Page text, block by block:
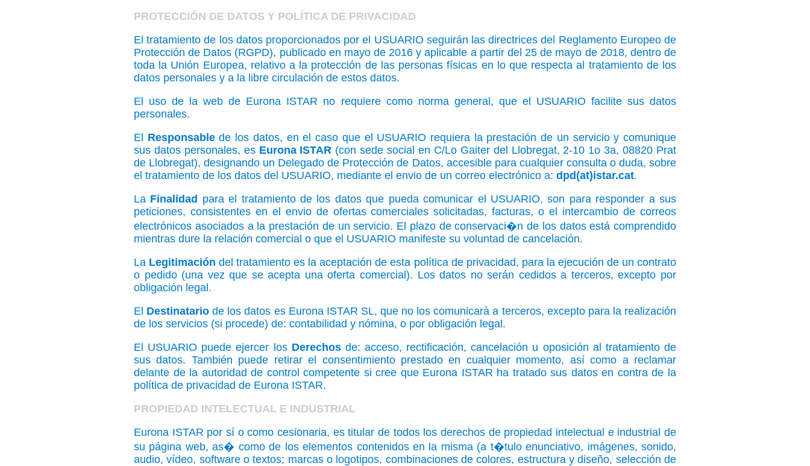
PROTECCIÓN DE DATOS Y POLÍTICA DE PRIVACIDAD
El tratamiento de los datos proporcionados por el USUARIO seguirán las directrices del Reglamento Europeo de
Protección de Datos (RGPD), publicado en mayo de 2016 y aplicable a partir del 25 de mayo de 2018, dentro de
toda la Unión Europea, relativo a la protección de las personas físicas en lo que respecta al tratamiento de los
datos personales y a la libre circulación de estos datos.
El uso de la web de Eurona ISTAR no requiere como norma general, que el USUARIO facilite sus datos
personales.
El Responsablede los datos, en el caso que el USUARIO requiera la prestación de un servicio y comunique
sus datos personales, es Eurona ISTAR (con sede social en C/Lo Gaiter del Llobregat, 2-10 1o 3a, 08820 Prat
de Llobregat), designando un Delegado de Protección de Datos, accesible para cualquier consulta o duda, sobre
el tratamiento de los datos del USUARIO, mediante el envio de un correo electrónico a: dpd(at)istar.cat.
La Finalidad para el tratamiento de los datos que pueda comunicar el USUARIO, son para responder a sus
peticiones, consistentes en el envio de ofertas comerciales solicitadas, facturas, o el intercambio de correos
electrónicos asociados a la prestación de un servicio. El plazo de conservaci�n de los datos está comprendido
mientras dure la relación comercial o que el USUARIO manifeste su voluntad de cancelación.
La Legitimación del tratamiento es la aceptación de esta política de privacidad, para la ejecución de un contrato
o pedido (una vez que se acepta una oferta comercial). Los datos no serán cedidos a terceros, excepto por
obligación legal.
El Destinatario de los datos es Eurona ISTAR SL, que no los comunicarà a terceros, excepto para la realización
de los servicios (si procede) de: contabilidad y nómina, o por obligación legal.
El USUARIO puede ejercer los Derechosde: acceso, rectificación, cancelación u oposición al tratamiento de
sus datos. También puede retirar el consentimiento prestado en cualquier momento, así como a reclamar
delante de la autoridad de control competente si cree que Eurona ISTAR ha tratado sus datos en contra de la
política de privacidad de Eurona ISTAR.
PROPIEDAD INTELECTUAL E INDUSTRIAL
Eurona ISTAR por sí o como cesionaria, es titular de todos los derechos de propiedad intelectual e industrial de
su página web, as� como de los elementos contenidos en la misma (a t�tulo enunciativo, imágenes, sonido,
audio, vídeo, software o textos; marcas o logotipos, combinaciones de colores, estructura y diseño, selección de